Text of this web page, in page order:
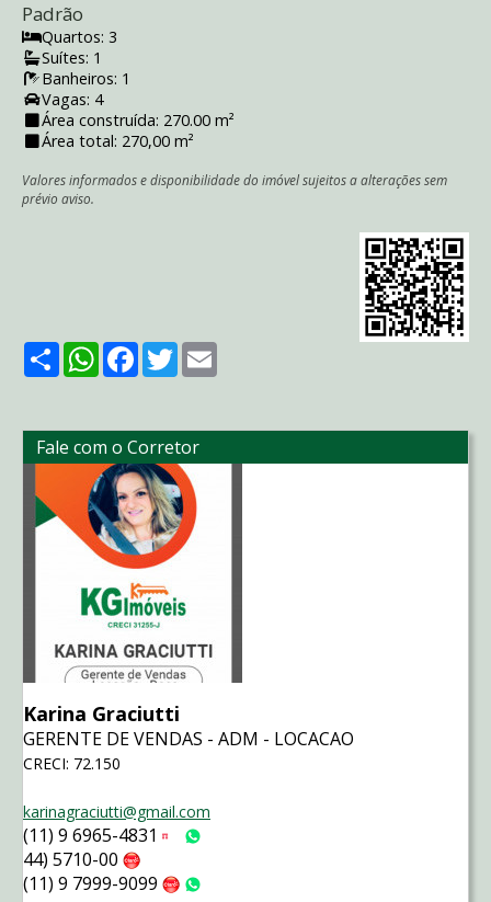
Padrão
Quartos: 3
Suítes: 1
Banheiros: 1
Vagas: 4
Área construída: 270.00 m²
Área total: 270,00 m²
Valores informados e disponibilidade do imóvel sujeitos a alterações sem
prévio aviso.
ShareWhatsApp
Facebook
Twitter
Fale com o Corretor
Karina Graciutti
GERENTE DE VENDAS - ADM - LOCACAO
CRECI: 72.150
karinagraciutti@gmail.com
(11) 9 6965-4831 Tim
44) 5710-00
(11) 9 7999-9099 Claro